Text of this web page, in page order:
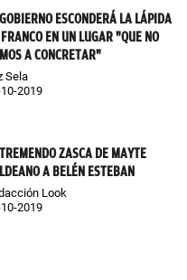
ESCONDERÁ LA LÁPIDA
EN UN LUGAR "QUE NO
A CONCRETAR"
Sela
2019
ZASCA DE MAYTE
A BELÉN ESTEBAN
Look
2019